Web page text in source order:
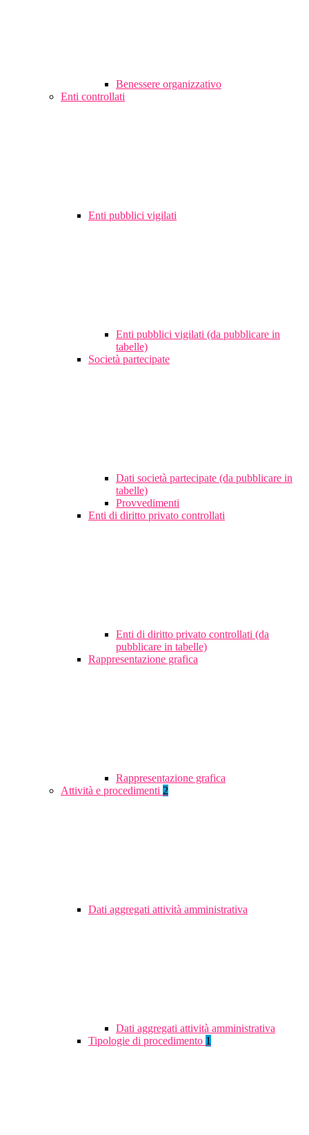
Benessere organizzativo
Enti controllati
Enti pubblici vigilati
Enti pubblici vigilati (da pubblicare in
tabelle)
Società partecipate
Dati società partecipate (da pubblicare in
tabelle)
Provvedimenti
Enti di diritto privato controllati
Enti di diritto privato controllati (da
pubblicare in tabelle)
Rappresentazione grafica
Rappresentazione grafica
Attività e procedimenti 2
Dati aggregati attività amministrativa
Dati aggregati attività amministrativa
Tipologie di procedimento 1